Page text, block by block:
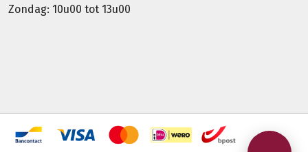
Zondag: 10u00 tot 13u00